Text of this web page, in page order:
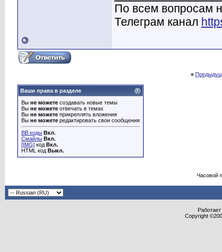
По всем вопросам
Телеграм канал
«
Ваши права в разделе
Вы не можете создавать новые темы
Вы не можете отвечать в темах
Вы не можете прикреплять вложения
Вы не можете редактировать свои сообщения
BB коды Вкл.
Смайлы Вкл.
[IMG] код Вкл.
HTML код Выкл.
Часовой
Copyright